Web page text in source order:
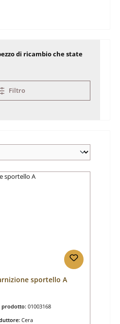
di ricambio che state
Filtro
sportello A
prodotto: 01003168
Cera